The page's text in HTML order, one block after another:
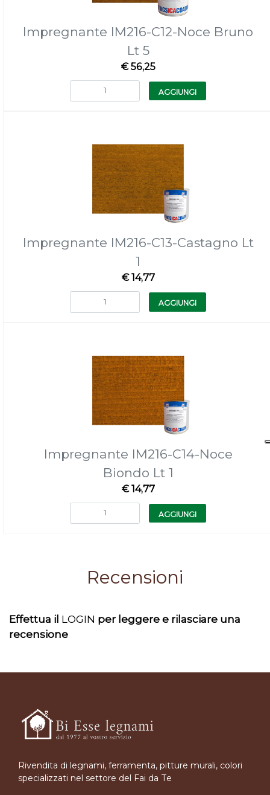
Impregnante IM216-C12-Noce Bruno
Lt 5
€ 56,25
Quantità
AGGIUNGI
Impregnante IM216-C13-Castagno Lt
1
€ 14,77
Quantità
AGGIUNGI
Impregnante IM216-C14-Noce
Biondo Lt 1
€ 14,77
Quantità
AGGIUNGI
Recensioni
Effettua il LOGIN per leggere e rilasciare una
recensione
Rivendita di legnami, ferramenta, pitture murali, colori
specializzati nel settore del Fai da Te